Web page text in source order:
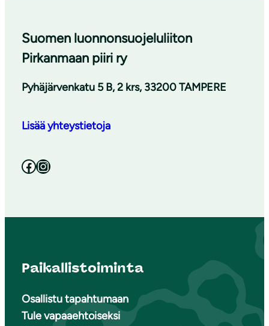
Suomen luonnonsuojeluliiton
Pirkanmaan piiri ry
Pyhäjärvenkatu 5 B, 2 krs, 33200 TAMPERE
Lisää yhteystietoja
Facebook Instagram
Paikallistoiminta
Osallistu tapahtumaan
Tule vapaaehtoiseksi